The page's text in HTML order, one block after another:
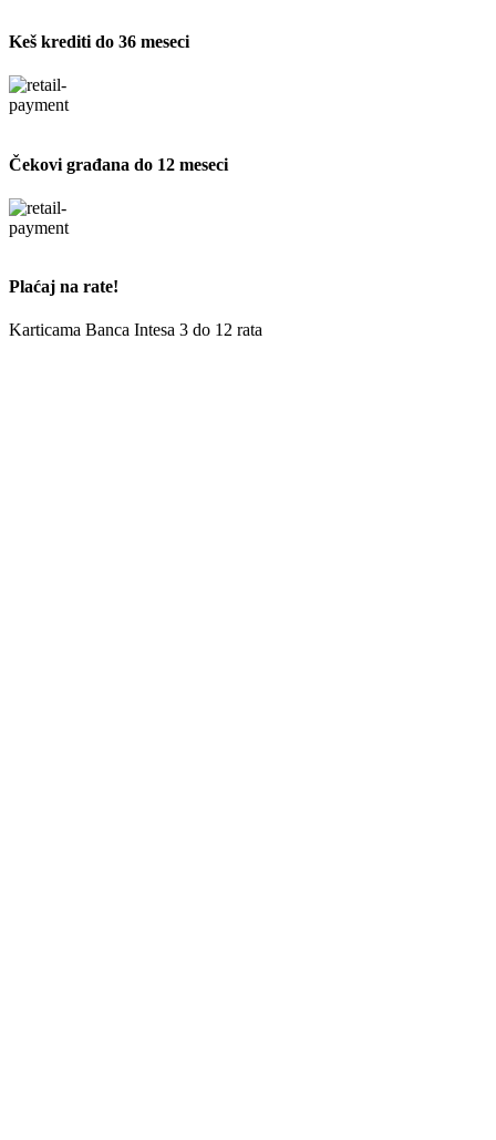
Keš krediti do 36 meseci
Čekovi građana do 12 meseci
Plaćaj na rate!
Karticama Banca Intesa 3 do 12 rata